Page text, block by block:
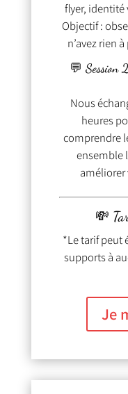
flyer,
Objectif :
n’avez rien
💬 Session
Nous
heures
comprendre
ensemble
💸
*Le tarif peut
supports à
Je